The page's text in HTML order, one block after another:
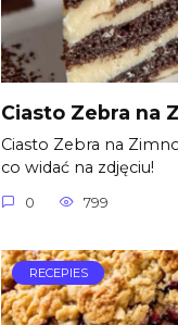
Ciasto Zebra na
Ciasto Zebra na
co widać na zdjęciu!
0 799
RECEPIES